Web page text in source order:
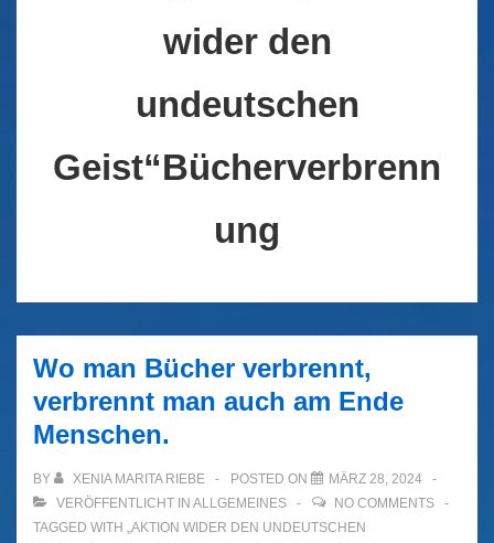
wider den
undeutschen
Geist“Bücherverbrenn
ung
Wo man Bücher verbrennt,
verbrennt man auch am Ende
Menschen.
BY XENIA MARITA RIEBE POSTED ON
MÄRZ 28, 2024
VERÖFFENTLICHT IN ALLGEMEINES
NO COMMENTS
TAGGED WITH „AKTION WIDER DEN UNDEUTSCHEN